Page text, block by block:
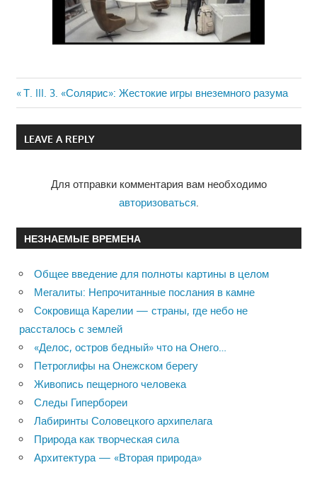
Навигация
по
Previous
Post:
Т. III. 3. «Солярис»: Жестокие игры внеземного разума
LEAVE A REPLY
Для отправки комментария вам необходимо
авторизоваться
НЕЗНАЕМЫЕ ВРЕМЕНА
Общее введение для полноты картины в целом
Мегалиты: Непрочитанные послания в камне
Сокровища Карелии — страны, где небо не
рассталось с землей
«Делос, остров бедный» что на Онего…
Петроглифы на Онежском берегу
Живопись пещерного человека
Следы Гипербореи
Лабиринты Соловецкого архипелага
Природа как творческая сила
Архитектура — «Вторая природа»